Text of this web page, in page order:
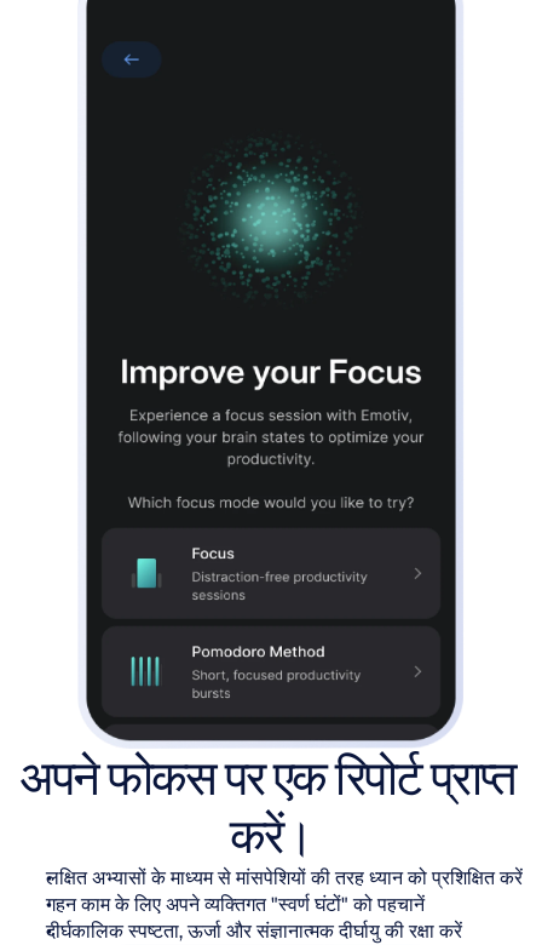
अपने फोकस पर एक रिपोर्ट प्राप्त
करें।
लक्षित अभ्यासों के माध्यम से मांसपेशियों की तरह ध्यान को प्रशिक्षित करें
गहन काम के लिए अपने व्यक्तिगत "स्वर्ण घंटों" को पहचानें
दीर्घकालिक स्पष्टता, ऊर्जा और संज्ञानात्मक दीर्घायु की रक्षा करें